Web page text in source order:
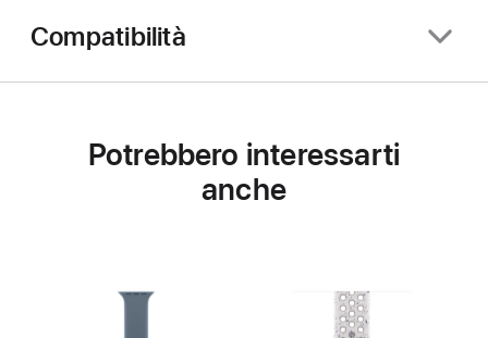
Compatibilità
Potrebbero interessarti
anche